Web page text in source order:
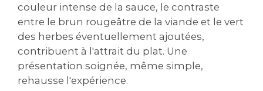
couleur intense de la sauce, le contraste
entre le brun rougeâtre de la viande et le vert
des herbes éventuellement ajoutées,
contribuent à l'attrait du plat. Une
présentation soignée, même simple,
rehausse l'expérience.